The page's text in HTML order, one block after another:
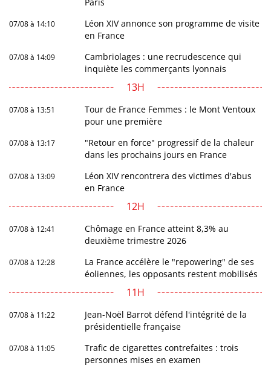
07/08 à 14:10
Léon XIV annonce son programme de visite
en France
07/08 à 14:09
Cambriolages : une recrudescence qui
inquiète les commerçants lyonnais
13H
07/08 à 13:51
Tour de France Femmes : le Mont Ventoux
pour une première
07/08 à 13:17
"Retour en force" progressif de la chaleur
dans les prochains jours en France
07/08 à 13:09
Léon XIV rencontrera des victimes d'abus
en France
12H
07/08 à 12:41
Chômage en France atteint 8,3% au
deuxième trimestre 2026
07/08 à 12:28
La France accélère le "repowering" de ses
éoliennes, les opposants restent mobilisés
11H
07/08 à 11:22
Jean-Noël Barrot défend l'intégrité de la
présidentielle française
07/08 à 11:05
Trafic de cigarettes contrefaites : trois
personnes mises en examen